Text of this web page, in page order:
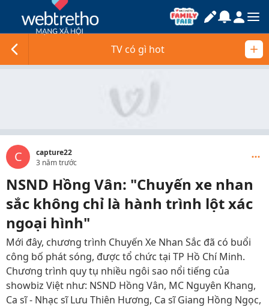
TV có gì hot
C
capture22
3 năm trước
NSND Hồng Vân: "Chuyến xe nhan
sắc không chỉ là hành trình lột xác
ngoại hình"
Mới đây, chương trình Chuyến Xe Nhan Sắc đã có buổi
công bố phát sóng, được tổ chức tại TP Hồ Chí Minh.
Chương trình quy tụ nhiều ngôi sao nổi tiếng của
showbiz Việt như: NSND Hồng Vân, MC Nguyên Khang,
Ca sĩ - Nhạc sĩ Lưu Thiên Hương, Ca sĩ Giang Hồng Ngọc,